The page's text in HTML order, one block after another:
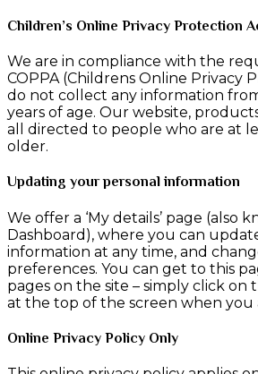
Children’s Online Privacy Protection
We are in compliance with the
COPPA (Childrens Online Privacy
do not collect any information
years of age. Our website,
all directed to people who are at
older.
Updating your personal information
We offer a ‘My details’ page (also
Dashboard), where you can
information at any time, and
preferences. You can get to this
pages on the site – simply click on
at the top of the screen when you
Online Privacy Policy Only